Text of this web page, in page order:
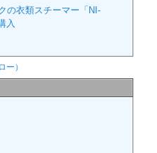
の衣類スチーマー「NI-
入